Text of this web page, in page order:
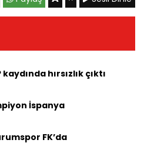
hırsızlık çıktı
İspanya
FK’da